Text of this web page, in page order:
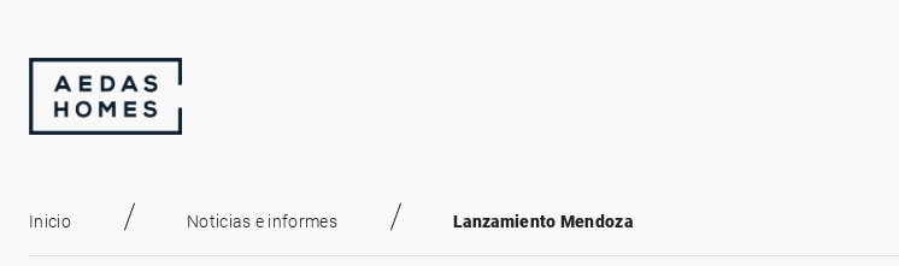
Inicio Noticias e informes Lanzamiento Mendoza